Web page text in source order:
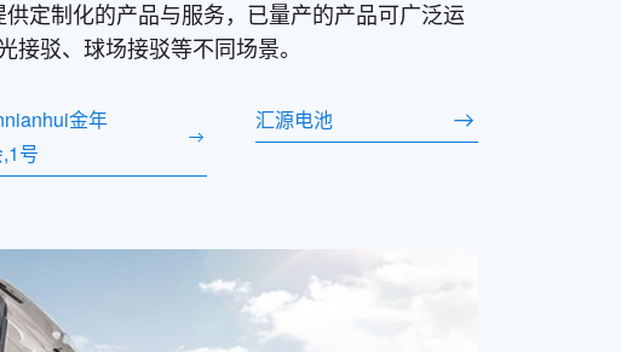
定制化的产品与服务，已量产的产品可广泛运
驳、球场接驳等不同场景。
金年
号
汇源电池